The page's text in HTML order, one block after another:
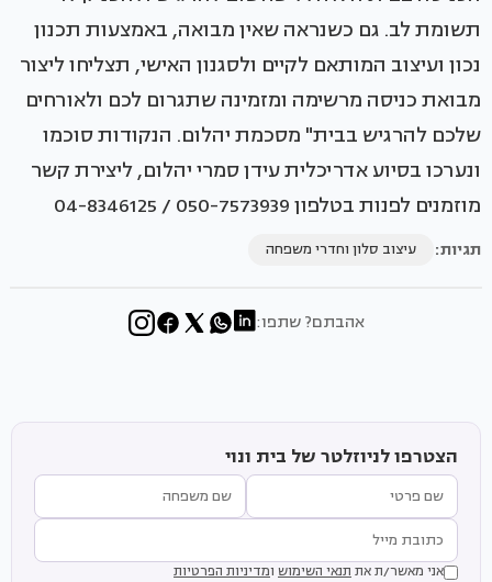
תשומת לב. גם כשנראה שאין מבואה, באמצעות תכנון
נכון ועיצוב המותאם לקיים ולסגנון האישי, תצליחו ליצור
מבואת כניסה מרשימה ומזמינה שתגרום לכם ולאורחים
שלכם להרגיש בבית" מסכמת יהלום. הנקודות סוכמו
ונערכו בסיוע אדריכלית עידן סמרי יהלום, ליצירת קשר
מוזמנים לפנות בטלפון 050-7573939 / 04-8346125
תגיות: עיצוב סלון וחדרי משפחה
אהבתם? שתפו:
הצטרפו לניוזלטר של בית ונוי
אני מאשר/ת את תנאי השימוש ומדיניות הפרטיות